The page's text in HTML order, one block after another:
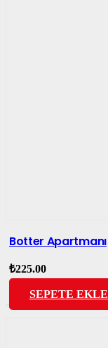
Botter Apartmanı
₺225.00
SEPETE EKLE